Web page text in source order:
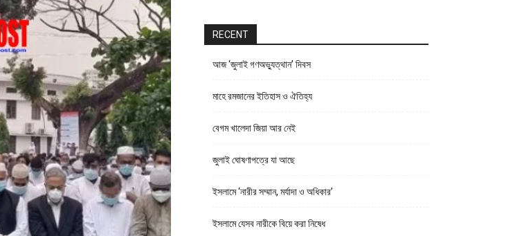
RECENT
আজ ‘জুলাই গণঅভ্যুত্থান’ দিবস
মাহে রমজানের ইতিহাস ও ঐতিহ্য
বেগম খালেদা জিয়া আর নেই
জুলাই ঘোষণাপত্রে যা আছে
ইসলামে ‘নারীর সম্মান, মর্যাদা ও অধিকার’
ইসলামে যেসব নারীকে বিয়ে করা নিষেধ